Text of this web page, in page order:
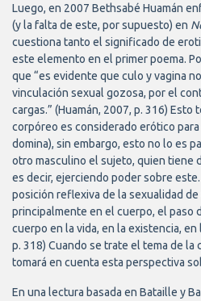
Luego, en 2007 Bethsabé Huamán
(y la falta de este, por supuesto) en
cuestiona tanto el significado de
este elemento en el primer poema.
que “es evidente que culo y vagina
vinculación sexual gozosa, por el
cargas.” (Huamán, 2007, p. 316)
corpóreo es considerado erótico
domina), sin embargo, esto no lo es
otro masculino el sujeto, quien tiene
es decir, ejerciendo poder sobre
posición reflexiva de la sexualidad
principalmente en el cuerpo, el paso
cuerpo en la vida, en la existencia, en
p. 318) Cuando se trate el tema de la
tomará en cuenta esta perspectiva
En una lectura basada en Bataille y